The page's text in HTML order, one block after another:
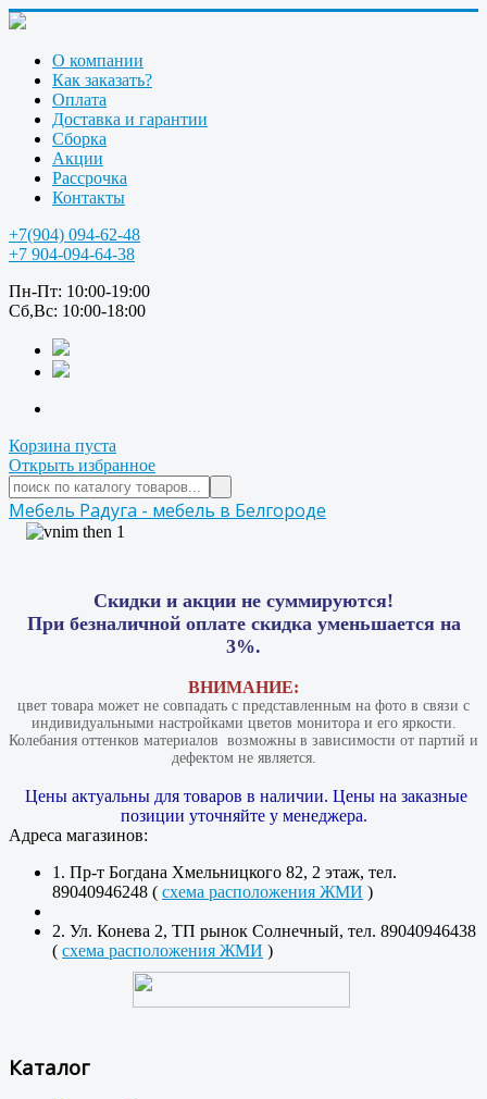
О компании
Как заказать?
Оплата
Доставка и гарантии
Сборка
Акции
Рассрочка
Контакты
+7(904) 094-62-48
+7 904-094-64-38
Пн-Пт: 10:00-19:00
Сб,Вс: 10:00-18:00
Корзина пуста
Открыть избранное
Мебель Радуга - мебель в Белгороде
Скидки и акции не суммируются!
При безналичной оплате скидка уменьшается на
3%.
ВНИМАНИЕ:
цвет товара может не совпадать с представленным на фото в связи с
индивидуальными настройками цветов монитора и его яркости.
Колебания оттенков материалов​ ​ возможны в зависимости от партий и
дефектом не является.
Цены актуальны для товаров в наличии. Цены на заказные
позиции уточняйте у менеджера.
Адреса магазинов:
1. Пр-т Богдана Хмельницкого 82, 2 этаж, тел.
89040946248 ( схема расположения ЖМИ )
2. Ул. Конева 2, ТП рынок Солнечный, тел. 89040946438
( схема расположения ЖМИ )
Каталог